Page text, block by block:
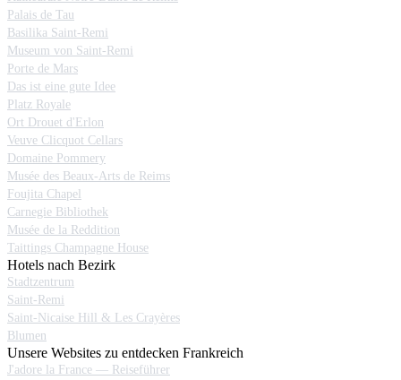
Palais de Tau
Basilika Saint-Remi
Museum von Saint-Remi
Porte de Mars
Das ist eine gute Idee
Platz Royale
Ort Drouet d'Erlon
Veuve Clicquot Cellars
Domaine Pommery
Musée des Beaux-Arts de Reims
Foujita Chapel
Carnegie Bibliothek
Musée de la Reddition
Taittings Champagne House
Hotels nach Bezirk
Stadtzentrum
Saint-Remi
Saint-Nicaise Hill & Les Crayères
Blumen
Unsere Websites zu entdecken Frankreich
J'adore la France — Reiseführer